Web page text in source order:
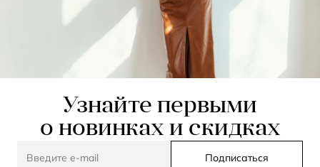
Узнайте первыми
о новинках и скидках
Подписаться